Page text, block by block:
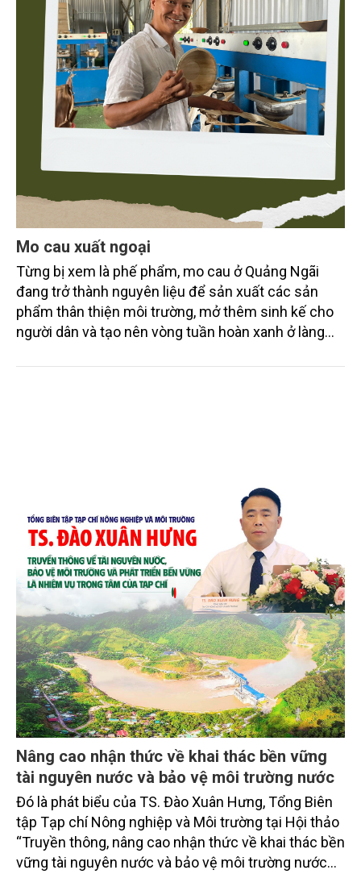
Mo cau xuất ngoại
Từng bị xem là phế phẩm, mo cau ở Quảng Ngãi
đang trở thành nguyên liệu để sản xuất các sản
phẩm thân thiện môi trường, mở thêm sinh kế cho
người dân và tạo nên vòng tuần hoàn xanh ở làng
chén, dĩa... từ mo cau đã được thị trường trong nước
Nâng cao nhận thức về khai thác bền vững
tài nguyên nước và bảo vệ môi trường nước
Đó là phát biểu của TS. Đào Xuân Hưng, Tổng Biên
tập Tạp chí Nông nghiệp và Môi trường tại Hội thảo
“Truyền thông, nâng cao nhận thức về khai thác bền
vững tài nguyên nước và bảo vệ môi trường nước